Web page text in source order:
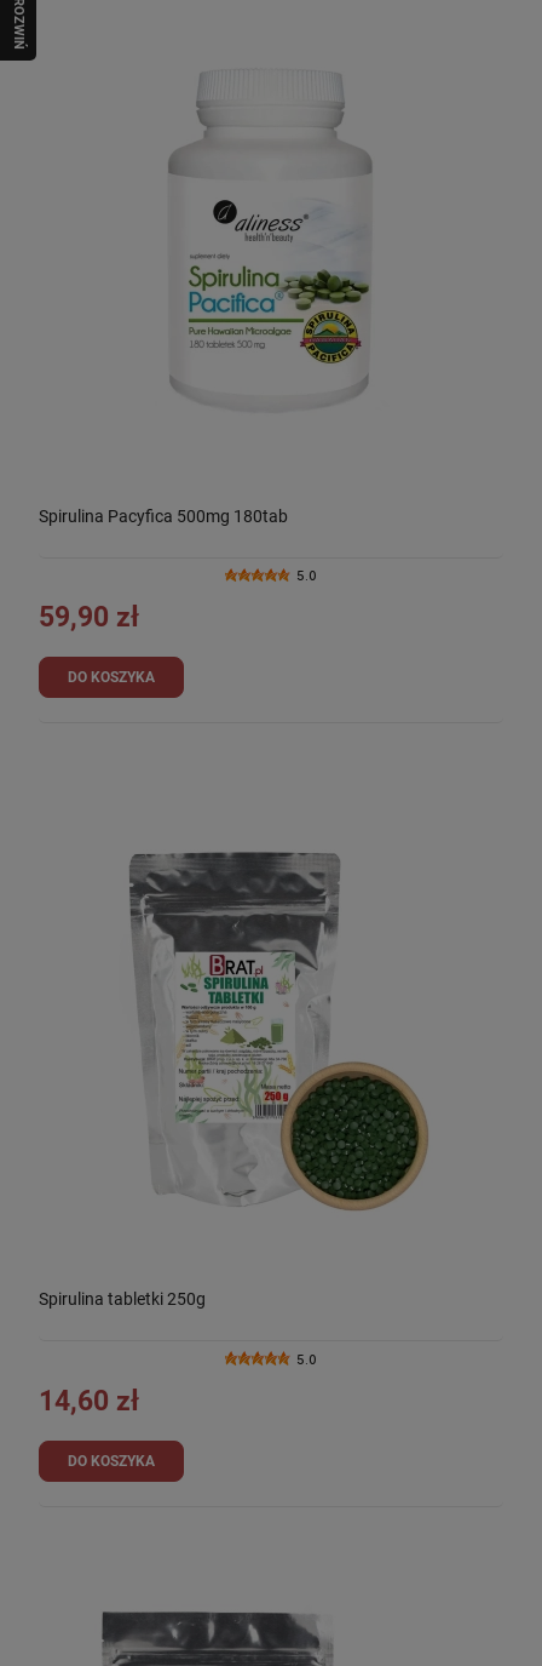
R
O
Z
W
I
Ń
O
B
I
Spirulina Pacyfica 500mg 180tab
5.0
59,90 zł
DO KOSZYKA
Spirulina tabletki 250g
5.0
14,60 zł
DO KOSZYKA